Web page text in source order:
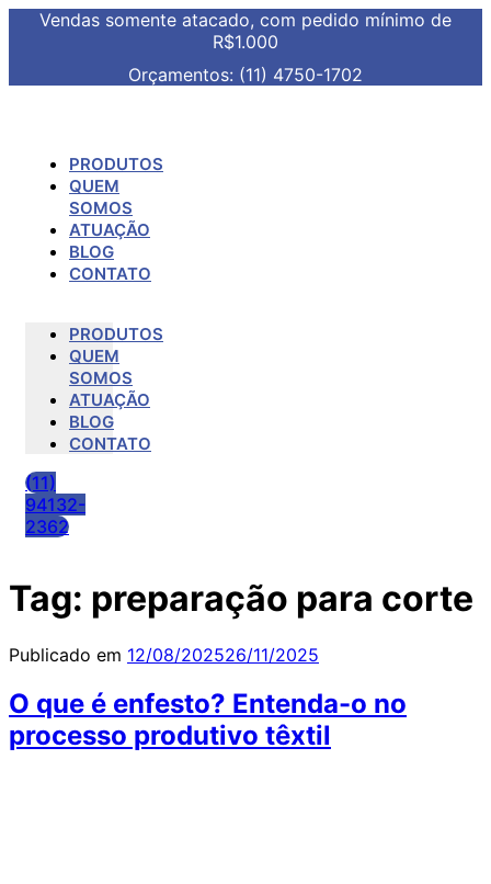
Vendas somente atacado, com pedido mínimo de
R$1.000
Orçamentos: (11) 4750-1702
PRODUTOS
QUEM
SOMOS
ATUAÇÃO
BLOG
CONTATO
PRODUTOS
QUEM
SOMOS
ATUAÇÃO
BLOG
CONTATO
(11)
94132-
2362
Tag: preparação para corte
Publicado em 12/08/202526/11/2025
O que é enfesto? Entenda-o no
processo produtivo têxtil